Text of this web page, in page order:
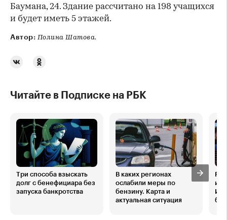
Баумана, 24. Здание рассчитано на 198 учащихся
и будет иметь 5 этажей.
Автор: Полина Шатова.
Читайте в Подписке на РБК
Три способа взыскать
долг с бенефициара без
запуска банкротства
В каких регионах
ослабили меры по
бензину. Карта и
актуальная ситуация